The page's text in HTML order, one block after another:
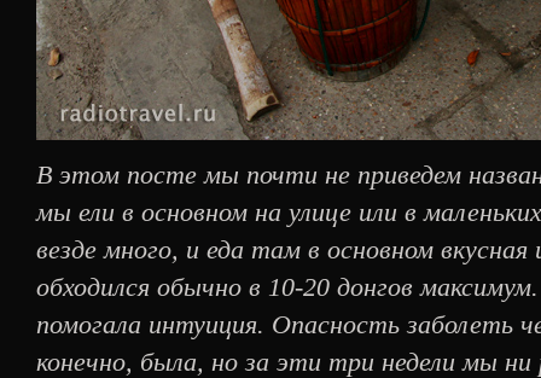
В этом посте мы почти не приведем
мы ели в основном на улице или в
везде много, и еда там в основном
обходился обычно в 10-20 донгов
помогала интуиция. Опасность заболеть
конечно, была, но за эти три недели мы ни